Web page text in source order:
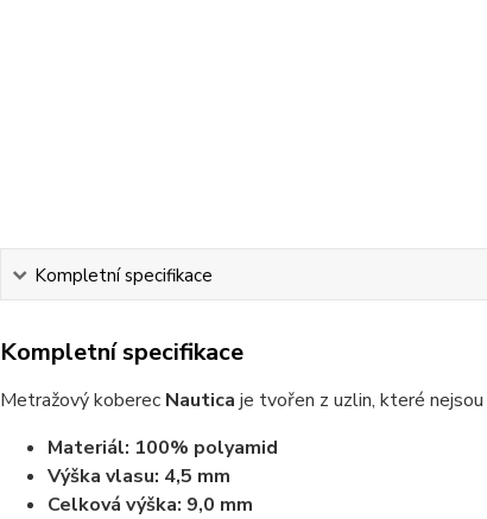
Kompletní specifikace
Kompletní specifikace
Metražový koberecNautica je tvořen z uzlin, které
Materiál: 100% polyamid
Výška vlasu: 4,5 mm
Celková výška: 9,0 mm